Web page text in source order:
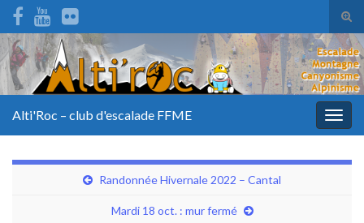
Alti'Roc – club d'escalade FFME
Randonnée Hivernale 2022 – Cantal
Mardi 18 oct. : mur fermé